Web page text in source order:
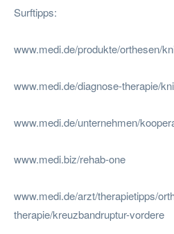
Surftipps:
www.medi.de/produkte/orthesen/
www.medi.de/diagnose-therapie/
www.medi.de/unternehmen/
www.medi.biz/rehab-one
www.medi.de/arzt/therapietipps/
therapie/kreuzbandruptur-vordere